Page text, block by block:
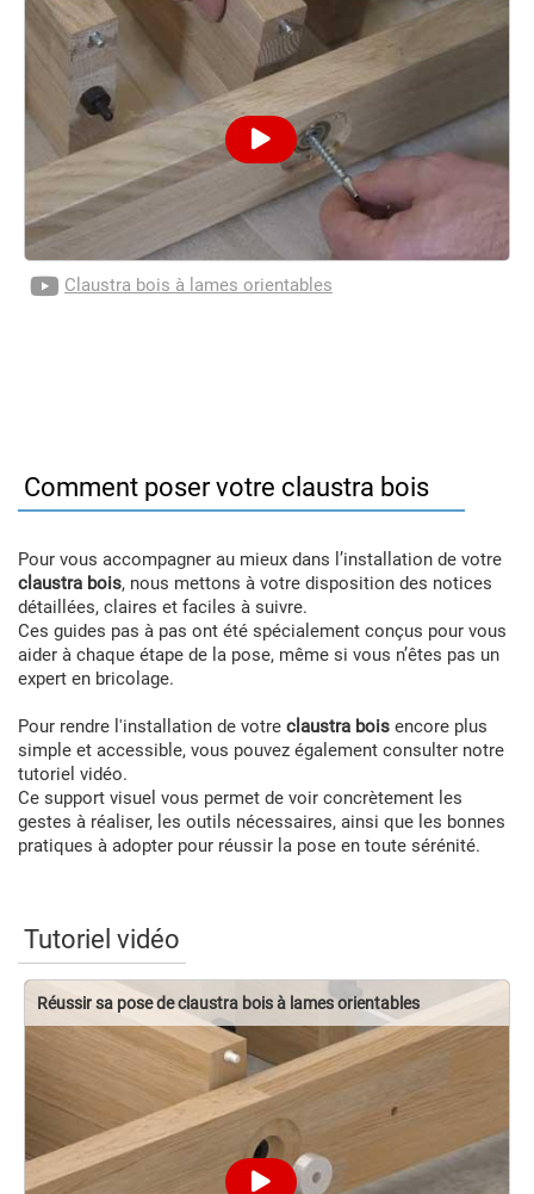
Claustra bois à lames orientables
Comment poser votre claustra bois
Pour vous accompagner au mieux dans l’installation de votre
claustra bois, nous mettons à votre disposition des notices
détaillées, claires et faciles à suivre.
Ces guides pas à pas ont été spécialement conçus pour vous
aider à chaque étape de la pose, même si vous n’êtes pas un
expert en bricolage.
Pour rendre l'installation de votre claustra bois encore plus
simple et accessible, vous pouvez également consulter notre
tutoriel vidéo.
Ce support visuel vous permet de voir concrètement les
gestes à réaliser, les outils nécessaires, ainsi que les bonnes
pratiques à adopter pour réussir la pose en toute sérénité.
Tutoriel vidéo
Réussir sa pose de claustra bois à lames orientables